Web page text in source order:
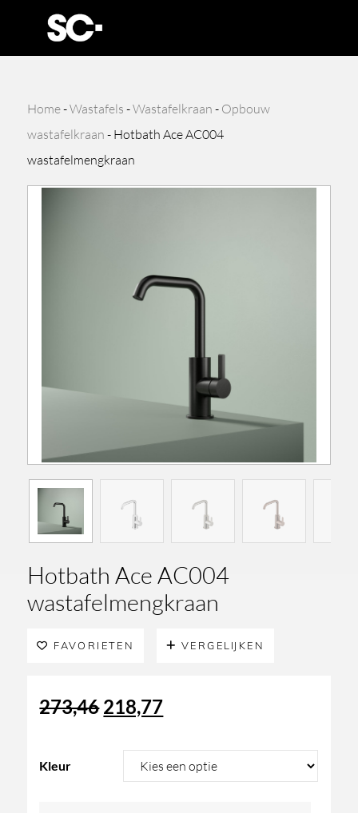
Home-Wastafels -Wastafelkraan - Opbouw
wastafelkraan - Hotbath Ace AC004
wastafelmengkraan
Hotbath Ace AC004
wastafelmengkraan
FAVORIETEN VERGELIJKEN
273,46Oorspronkelijke
prijs
was:
218,77Huidige
prijs
is:
Kleur